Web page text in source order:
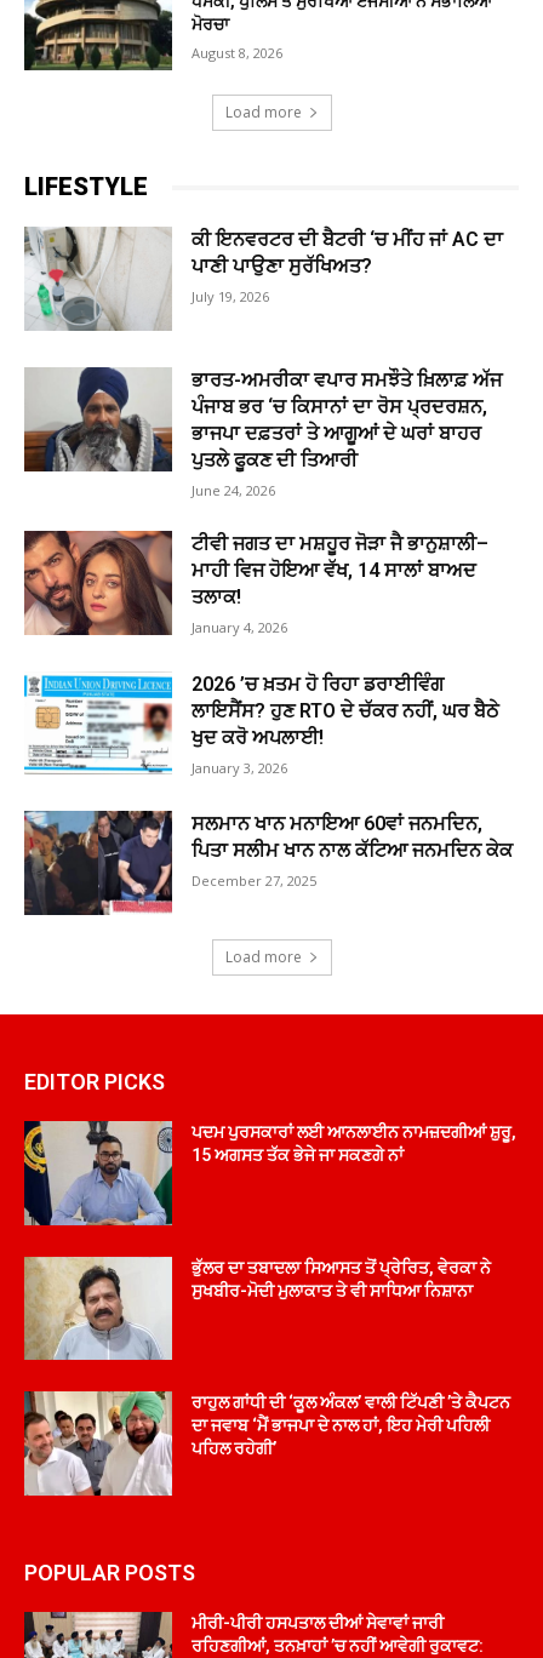
ਮੋਰਚਾ
August 8, 2026
Load more
LIFESTYLE
ਕੀ ਇਨਵਰਟਰ ਦੀ ਬੈਟਰੀ ‘ਚ ਮੀਂਹ ਜਾਂ AC ਦਾ
ਪਾਣੀ ਪਾਉਣਾ ਸੁਰੱਖਿਅਤ?
July 19, 2026
ਭਾਰਤ-ਅਮਰੀਕਾ ਵਪਾਰ ਸਮਝੌਤੇ ਖ਼ਿਲਾਫ਼ ਅੱਜ
ਪੰਜਾਬ ਭਰ ‘ਚ ਕਿਸਾਨਾਂ ਦਾ ਰੋਸ ਪ੍ਰਦਰਸ਼ਨ,
ਭਾਜਪਾ ਦਫ਼ਤਰਾਂ ਤੇ ਆਗੂਆਂ ਦੇ ਘਰਾਂ ਬਾਹਰ
ਪੁਤਲੇ ਫੂਕਣ ਦੀ ਤਿਆਰੀ
June 24, 2026
ਟੀਵੀ ਜਗਤ ਦਾ ਮਸ਼ਹੂਰ ਜੋੜਾ ਜੈ ਭਾਨੁਸ਼ਾਲੀ–
ਮਾਹੀ ਵਿਜ ਹੋਇਆ ਵੱਖ, 14 ਸਾਲਾਂ ਬਾਅਦ
ਤਲਾਕ!
January 4, 2026
2026 ’ਚ ਖ਼ਤਮ ਹੋ ਰਿਹਾ ਡਰਾਈਵਿੰਗ
ਲਾਇਸੈਂਸ? ਹੁਣ RTO ਦੇ ਚੱਕਰ ਨਹੀਂ, ਘਰ ਬੈਠੇ
ਖੁਦ ਕਰੋ ਅਪਲਾਈ!
January 3, 2026
ਸਲਮਾਨ ਖਾਨ ਮਨਾਇਆ 60ਵਾਂ ਜਨਮਦਿਨ,
ਪਿਤਾ ਸਲੀਮ ਖਾਨ ਨਾਲ ਕੱਟਿਆ ਜਨਮਦਿਨ ਕੇਕ
December 27, 2025
Load more
EDITOR PICKS
ਪਦਮ ਪੁਰਸਕਾਰਾਂ ਲਈ ਆਨਲਾਈਨ ਨਾਮਜ਼ਦਗੀਆਂ ਸ਼ੁਰੂ,
15 ਅਗਸਤ ਤੱਕ ਭੇਜੇ ਜਾ ਸਕਣਗੇ ਨਾਂ
ਭੁੱਲਰ ਦਾ ਤਬਾਦਲਾ ਸਿਆਸਤ ਤੋਂ ਪ੍ਰੇਰਿਤ, ਵੇਰਕਾ ਨੇ
ਸੁਖਬੀਰ-ਮੋਦੀ ਮੁਲਾਕਾਤ ਤੇ ਵੀ ਸਾਧਿਆ ਨਿਸ਼ਾਨਾ
ਰਾਹੁਲ ਗਾਂਧੀ ਦੀ ‘ਕੂਲ ਅੰਕਲ’ ਵਾਲੀ ਟਿੱਪਣੀ ’ਤੇ ਕੈਪਟਨ
ਦਾ ਜਵਾਬ ‘ਮੈਂ ਭਾਜਪਾ ਦੇ ਨਾਲ ਹਾਂ, ਇਹ ਮੇਰੀ ਪਹਿਲੀ
ਪਹਿਲ ਰਹੇਗੀ’
POPULAR POSTS
ਮੀਰੀ-ਪੀਰੀ ਹਸਪਤਾਲ ਦੀਆਂ ਸੇਵਾਵਾਂ ਜਾਰੀ
ਰਹਿਣਗੀਆਂ, ਤਨਖ਼ਾਹਾਂ ’ਚ ਨਹੀਂ ਆਵੇਗੀ ਰੁਕਾਵਟ: